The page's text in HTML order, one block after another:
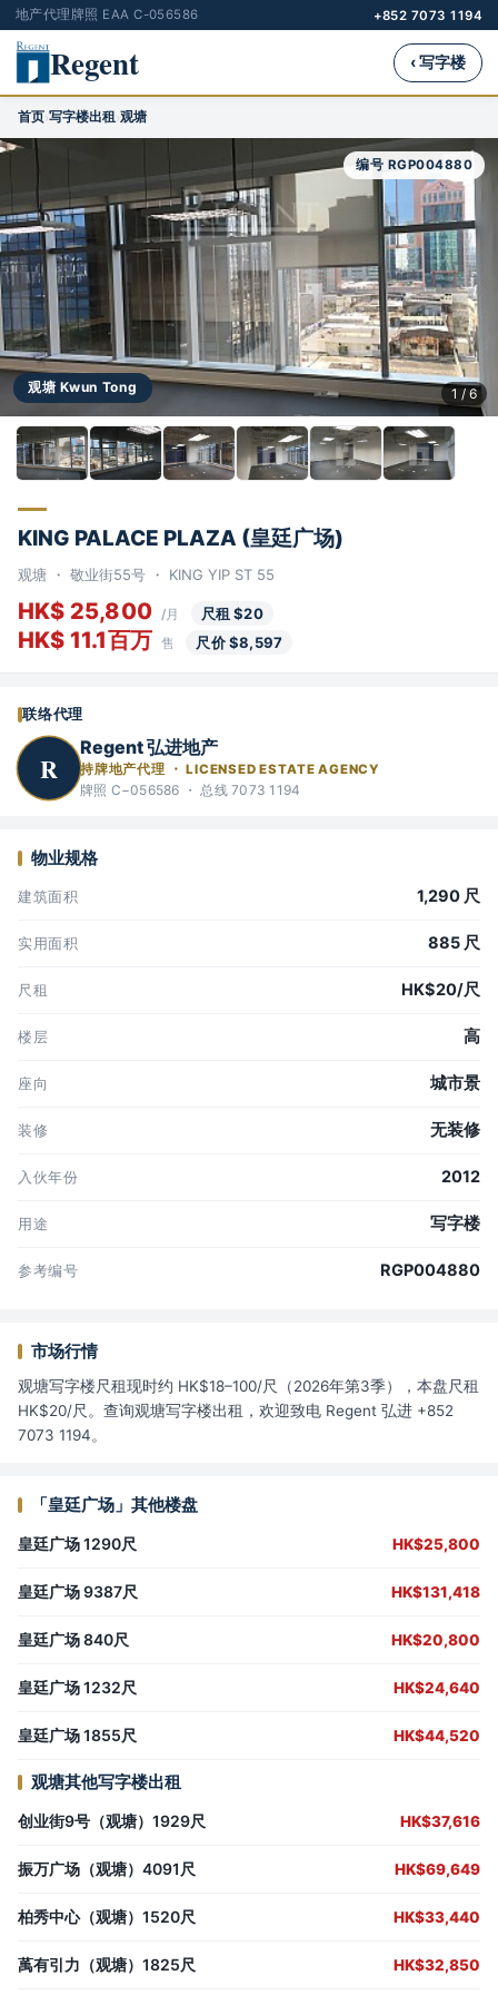
地产代理牌照 EAA C-056586 +852 7073 1194
Regent ‹ 写字楼
首页›写字楼出租›观塘
观塘 Kwun Tong
编号 RGP004880
1 / 6
KING PALACE PLAZA (皇廷广场)
观塘 ・ 敬业街55号 ・ KING YIP ST 55
HK$ 25,800 /月 尺租 $20
HK$ 11.1百万 售 尺价 $8,597
联络代理
R
Regent 弘进地产
持牌地产代理 ・ LICENSED ESTATE AGENCY
牌照 C−056586 ・ 总线 7073 1194
物业规格
建筑面积 1,290 尺
实用面积 885 尺
尺租 HK$20/尺
楼层 高
座向 城市景
装修 无装修
入伙年份 2012
用途 写字楼
参考编号 RGP004880
市场行情
观塘写字楼尺租现时约 HK$18–100/尺（2026年第3季），本盘尺租
HK$20/尺。查询观塘写字楼出租，欢迎致电 Regent 弘进 +852
7073 1194。
「皇廷广场」其他楼盘
皇廷广场 1290尺 HK$25,800
皇廷广场 9387尺 HK$131,418
皇廷广场 840尺 HK$20,800
皇廷广场 1232尺 HK$24,640
皇廷广场 1855尺 HK$44,520
观塘其他写字楼出租
创业街9号（观塘）1929尺 HK$37,616
振万广场（观塘）4091尺 HK$69,649
柏秀中心（观塘）1520尺 HK$33,440
萭有引力（观塘）1825尺 HK$32,850